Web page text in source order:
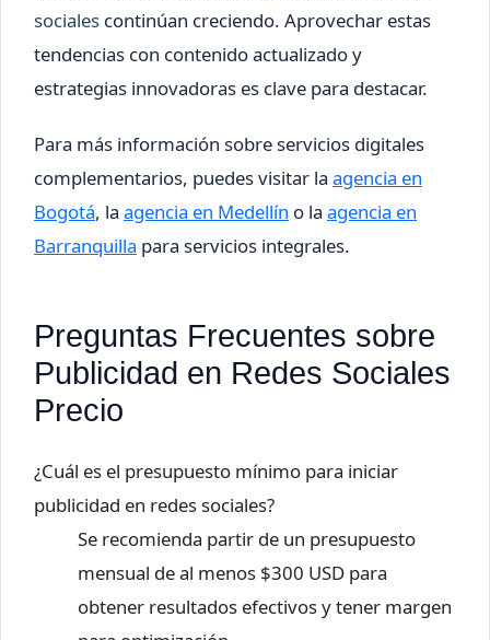
sociales continúan creciendo. Aprovechar estas
tendencias con contenido actualizado y
estrategias innovadoras es clave para destacar.
Para más información sobre servicios digitales
complementarios, puedes visitar la agencia en
Bogotá, la agencia en Medellín o la agencia en
Barranquilla para servicios integrales.
Preguntas Frecuentes sobre
Publicidad en Redes Sociales
Precio
¿Cuál es el presupuesto mínimo para iniciar
publicidad en redes sociales?
Se recomienda partir de un presupuesto
mensual de al menos $300 USD para
obtener resultados efectivos y tener margen